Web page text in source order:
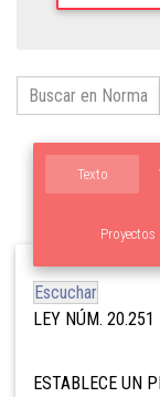
Texto
Proyectos
Escuchar
LEY NÚM. 20.251
ESTABLECE UN